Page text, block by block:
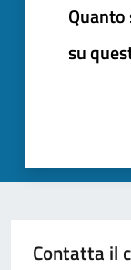
su
Contatta il